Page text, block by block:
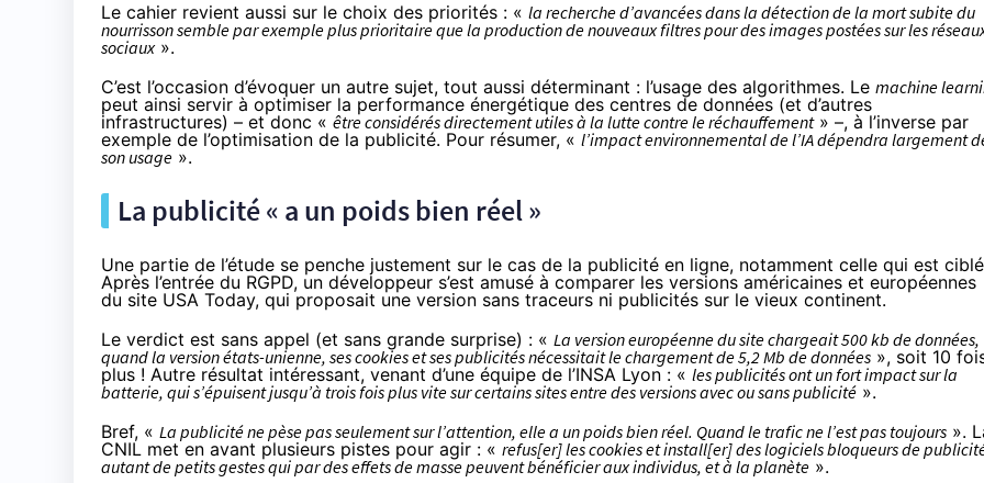
Le cahier revient aussi sur le choix des priorités : « la recherche d’avancées dans la détection de la mort subite du
nourrisson semble par exemple plus prioritaire que la production de nouveaux filtres pour des images postées sur les
sociaux».
C’est l’occasion d’évoquer un autre sujet, tout aussi déterminant : l’usage des algorithmes. Le machine
peut ainsi servir à optimiser la performance énergétique des centres de données (et d’autres
infrastructures) – et donc « être considérés directement utiles à la lutte contre le réchauffement» –, à l’inverse par
exemple de l’optimisation de la publicité. Pour résumer, « l’impact environnemental de l’IA dépendra largement
son usage ».
La publicité « a un poids bien réel »
Une partie de l’étude se penche justement sur le cas de la publicité en ligne, notamment celle qui est
Après l’entrée du RGPD, un développeur s’est amusé à comparer les versions américaines et européennes
du site USA Today, qui proposait une version sans traceurs ni publicités sur le vieux continent.
Le verdict est sans appel (et sans grande surprise) : « La version européenne du site chargeait 500 kb de données,
quand la version états-unienne, ses cookies et ses publicités nécessitait le chargement de 5,2 Mb de données », soit 10
plus ! Autre résultat intéressant, venant d’une équipe de l’INSA Lyon : « les publicités ont un fort impact sur la
batterie, qui s’épuisent jusqu’à trois fois plus vite sur certains sites entre des versions avec ou sans publicité ».
Bref, « La publicité ne pèse pas seulement sur l’attention, elle a un poids bien réel. Quand le trafic ne l’est pas toujours ».
CNIL met en avant plusieurs pistes pour agir : « refus[er] les cookies et install[er] des logiciels bloqueurs de
autant de petits gestes qui par des effets de masse peuvent bénéficier aux individus, et à la planète ».